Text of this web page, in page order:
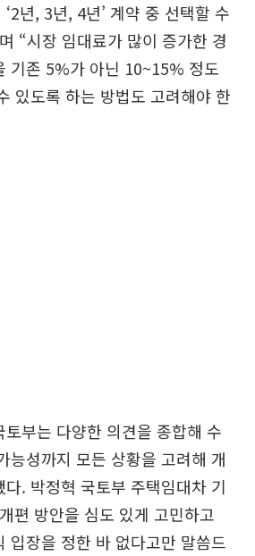
년, 3년, 4년’ 계약 중 선택할 수
“시장 임대료가 많이 증가한 경
기존 5%가 아닌 10~15% 정도
있도록 하는 방법도 고려해야 한
부는 다양한 의견을 종합해 수
능성까지 모든 상황을 고려해 개
. 박정혁 국토부 주택임대차 기
편 방안을 심도 있게 고민하고
입장을 정한 바 없다고만 말씀드